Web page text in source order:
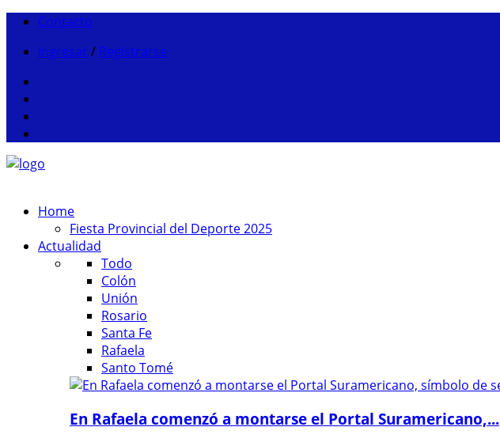
Contacto
Ingresar / Registrarse
Home
Fiesta Provincial del Deporte 2025
Actualidad
Todo
Colón
Unión
Rosario
Santa Fe
Rafaela
Santo Tomé
En Rafaela comenzó a montarse el Portal Suramericano,...